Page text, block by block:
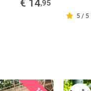
€ 14,95
5 / 5